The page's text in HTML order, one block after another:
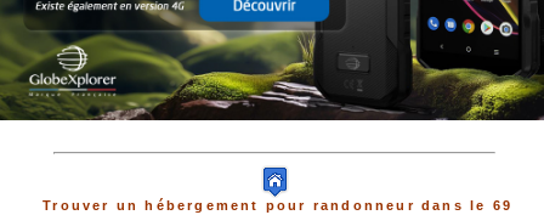
Trouver un hébergement pour randonneur dans le 69